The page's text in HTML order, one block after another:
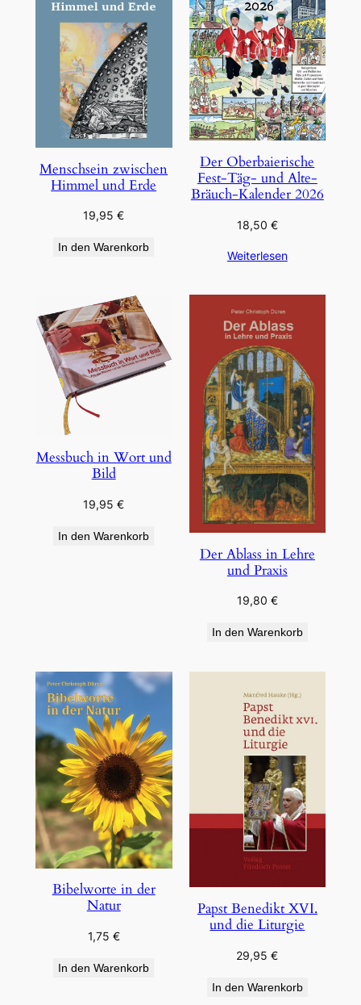
Menschsein zwischen
Himmel und Erde
19,95€
In den Warenkorb
Der Oberbaierische
Fest-Täg- und Alte-
Bräuch-Kalender 2026
18,50 €
Weiterlesen
Messbuch in Wort und
Bild
19,95€
In den Warenkorb
Der Ablass in Lehre
und Praxis
19,80 €
In den Warenkorb
Bibelworte in der
Natur
1,75 €
In den Warenkorb
Papst Benedikt XVI.
und die Liturgie
29,95€
In den Warenkorb